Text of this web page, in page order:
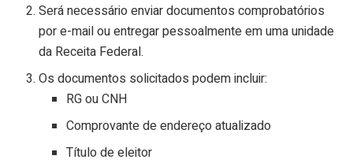
Será necessário enviar documentos comprobatórios
por e-mail ou entregar pessoalmente em uma unidade
da Receita Federal.
Os documentos solicitados podem incluir:
RG ou CNH
Comprovante de endereço atualizado
Título de eleitor